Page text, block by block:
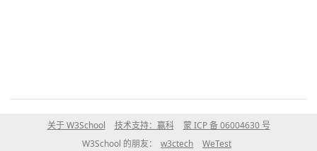
关于 W3School 技术支持：赢科
蒙 ICP 备 06004630 号
W3School 的朋友：
w3ctech WeTest